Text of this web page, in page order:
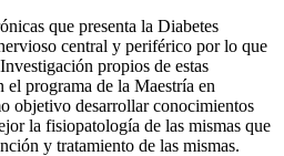
que presenta la Diabetes
central y periférico por lo que
propios de estas
el programa de la Maestría en
objetivo desarrollar conocimientos
la fisiopatología de las mismas que
y tratamiento de las mismas.